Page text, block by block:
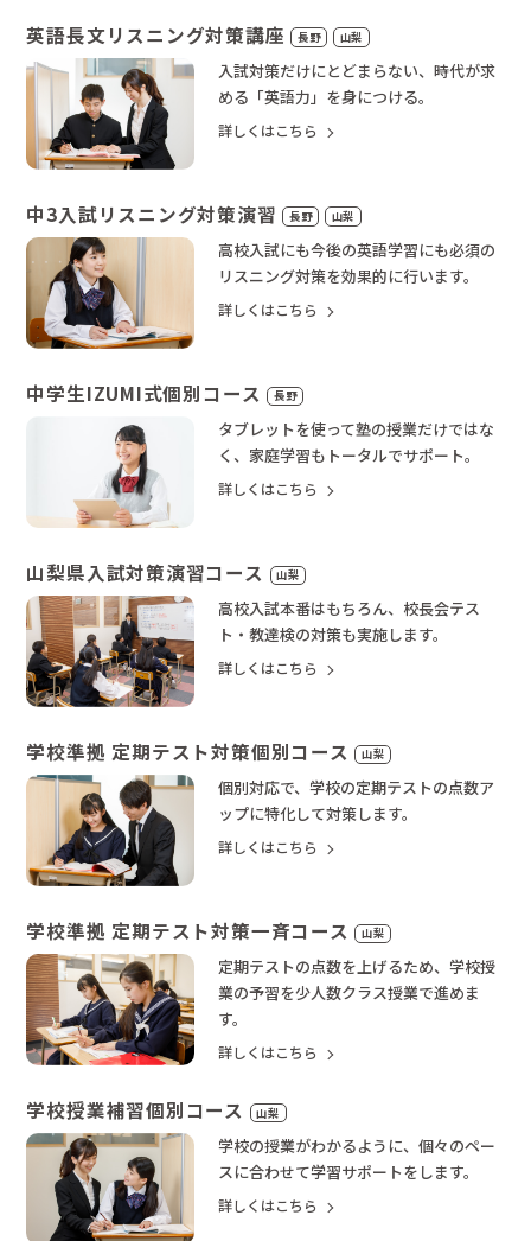
英語長文リスニング対策講座 長野 山梨
入試対策だけにとどまらない、時代が求
める「英語力」を身につける。
詳しくはこちら
中3入試リスニング対策演習 長野 山梨
高校入試にも今後の英語学習にも必須の
リスニング対策を効果的に行います。
詳しくはこちら
中学生IZUMI式個別コース 長野
タブレットを使って塾の授業だけではな
く、家庭学習もトータルでサポート。
詳しくはこちら
山梨県入試対策演習コース 山梨
高校入試本番はもちろん、校長会テス
ト・教達検の対策も実施します。
詳しくはこちら
学校準拠 定期テスト対策個別コース 山梨
個別対応で、学校の定期テストの点数ア
ップに特化して対策します。
詳しくはこちら
学校準拠 定期テスト対策一斉コース 山梨
定期テストの点数を上げるため、学校授
業の予習を少人数クラス授業で進めま
す。
詳しくはこちら
学校授業補習個別コース 山梨
学校の授業がわかるように、個々のペー
スに合わせて学習サポートをします。
詳しくはこちら